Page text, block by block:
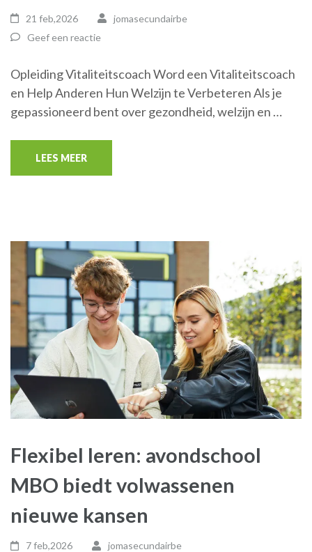
21 feb,2026
jomasecundairbe
Geef een reactie
Opleiding Vitaliteitscoach Word een Vitaliteitscoach
en Help Anderen Hun Welzijn te Verbeteren Als je
gepassioneerd bent over gezondheid, welzijn en …
LEES MEER
Flexibel leren: avondschool
MBO biedt volwassenen
nieuwe kansen
7 feb,2026
jomasecundairbe